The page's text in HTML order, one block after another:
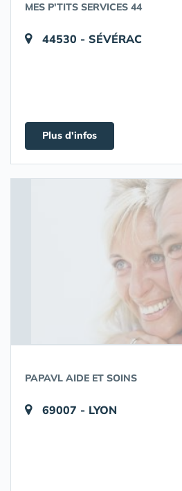
MES P'TITS SERVICES 44
44530 - SÉVÉRAC
Plus d'infos
PAPAVL AIDE ET SOINS
69007 - LYON